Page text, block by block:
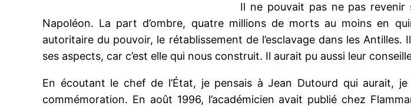
Il ne pouvait pas ne pas revenir
Napoléon. La part d’ombre, quatre millions de morts au moins en
autoritaire du pouvoir, le rétablissement de l’esclavage dans les
ses aspects, car c’est elle qui nous construit. Il aurait pu aussi leur
En écoutant le chef de l’État, je pensais à Jean Dutourd qui aurait,
commémoration. En août 1996, l’académicien avait publié chez